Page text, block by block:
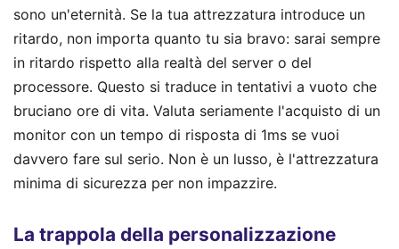
sono un'eternità. Se la tua attrezzatura introduce un
ritardo, non importa quanto tu sia bravo: sarai sempre
in ritardo rispetto alla realtà del server o del
processore. Questo si traduce in tentativi a vuoto che
bruciano ore di vita. Valuta seriamente l'acquisto di un
monitor con un tempo di risposta di 1ms se vuoi
davvero fare sul serio. Non è un lusso, è l'attrezzatura
minima di sicurezza per non impazzire.
La trappola della personalizzazione